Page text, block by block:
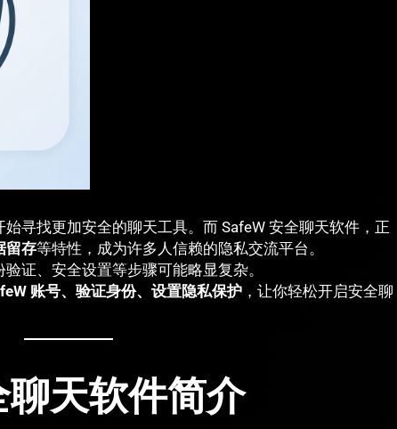
寻找更加安全的聊天工具。而 SafeW 安全聊天软件，正
留存等特性，成为许多人信赖的隐私交流平台。
证、安全设置等步骤可能略显复杂。
账号、验证身份、设置隐私保护 ，让你轻松开启安全聊
天软件简介